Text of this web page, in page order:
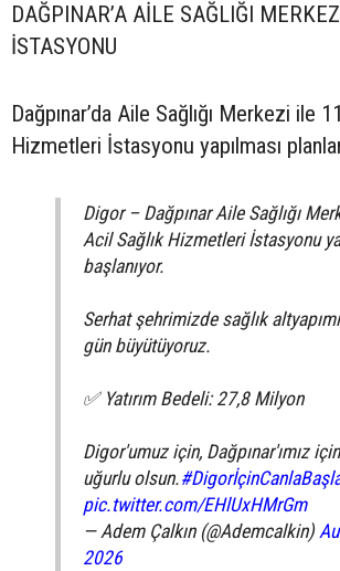
DAĞPINAR’A AİLE SAĞLIĞI
İSTASYONU
Dağpınar’da Aile Sağlığı Merkezi ile
Hizmetleri İstasyonu yapılması
Digor – Dağpınar Aile Sağlığı
Acil Sağlık Hizmetleri İstasyonu
başlanıyor.
Serhat şehrimizde sağlık
gün büyütüyoruz.
✅ Yatırım Bedeli: 27,8 Milyon
Digor'umuz için, Dağpınar'ımız için
uğurlu olsun.
pic.twitter.com/EHlUxHMrGm
— Adem Çalkın (@Ademcalkin)
2026